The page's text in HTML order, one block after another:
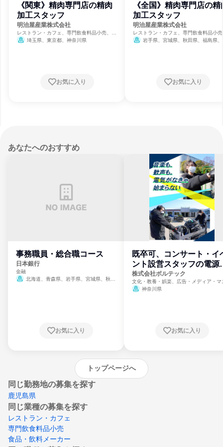
《関東》精肉専門店の精肉
加工スタッフ
明治屋産業株式会社
レストラン・カフェ、専門飲食料品小売、食
品・飲料メーカー
埼玉県、東京都、神奈川県
お気に入り
《全国》精肉専門店の精
加工スタッフ
明治屋産業株式会社
レストラン・カフェ、専門飲食料品小
品・飲料メーカー
岩手県、宮城県、秋田県、福島県
お気に入り
あなたへのおすすめ
事務職員・総合職コース
日本銀行
金融
北海道、青森県、岩手県、宮城県、秋田
崎県、熊本県、大分県、宮崎県、鹿児島県、
お気に入り
既卒可、コンサート・イ
ント設営スタッフの電源
門
株式会社ボルテック
文化・教養・娯楽、広告・メディア・マ
ミ、電力・ガス・水道・エネルギー
神奈川県
お気に入り
トップページへ
同じ勤務地の募集を探す
鹿児島県
同じ業種の募集を探す
レストラン・カフェ
専門飲食料品小売
食品・飲料メーカー